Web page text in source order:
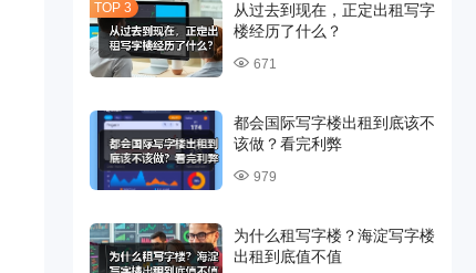
从过去到现在，正定出租写字
楼经历了什么？
671
都会国际写字楼出租到底该不
该做？看完利弊
979
为什么租写字楼？海淀写字楼
出租到底值不值